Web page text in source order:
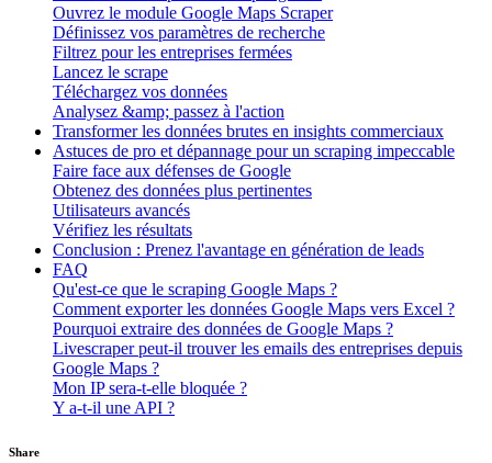
Ouvrez le module Google Maps Scraper
Définissez vos paramètres de recherche
Filtrez pour les entreprises fermées
Lancez le scrape
Téléchargez vos données
Analysez &amp; passez à l'action
Transformer les données brutes en insights commerciaux
Astuces de pro et dépannage pour un scraping impeccable
Faire face aux défenses de Google
Obtenez des données plus pertinentes
Utilisateurs avancés
Vérifiez les résultats
Conclusion : Prenez l'avantage en génération de leads
FAQ
Qu'est-ce que le scraping Google Maps ?
Comment exporter les données Google Maps vers Excel ?
Pourquoi extraire des données de Google Maps ?
Livescraper peut-il trouver les emails des entreprises depuis
Google Maps ?
Mon IP sera-t-elle bloquée ?
Y a-t-il une API ?
Share